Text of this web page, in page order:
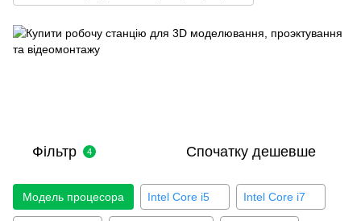
Фільтр 4 Спочатку дешевше
Модель процесора Intel Core i5 Intel Core i7